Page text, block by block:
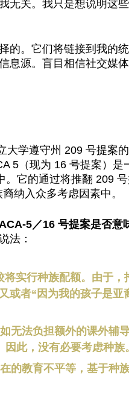
无关。我只是想说明这
的。它们将链接到我的
息源。盲目相信社交媒
大学遵守州 209 号提案
5（现为 16 号提案）
它的通过将推翻 209
纳入众多考虑因素中。
5／16 号提案是否意
法：
将实行种族配额。由于
或者“因为我的孩子是
无法负担额外的课外辅
此，没有必要考虑种族
的教育不平等，基于种